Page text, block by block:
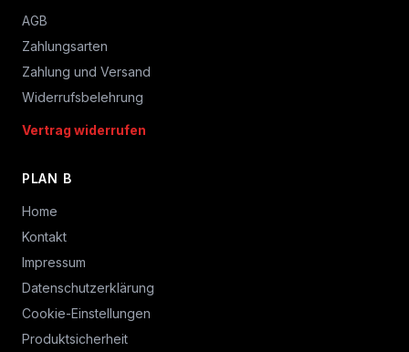
AGB
Zahlungsarten
Zahlung und Versand
Widerrufsbelehrung
Vertrag widerrufen
PLAN B
Home
Kontakt
Impressum
Datenschutzerklärung
Cookie-Einstellungen
Produktsicherheit